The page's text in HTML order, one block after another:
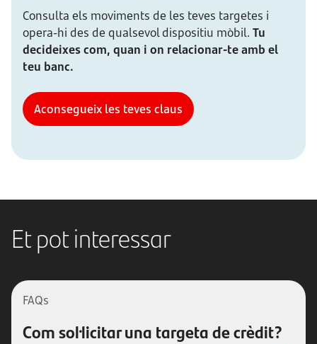
Consulta els moviments de les teves targetes i
opera-hi des de qualsevol dispositiu mòbil. Tu
decideixes com, quan i on relacionar-te amb el
teu banc.
Aconsegueix les teves claus
Et pot interessar
FAQs
Com sol·licitar una targeta de crèdit?